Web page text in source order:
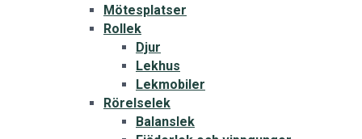
Mötesplatser
Rollek
Djur
Lekhus
Lekmobiler
Rörelselek
Balanslek